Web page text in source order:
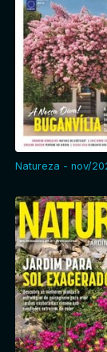
Natureza - nov/